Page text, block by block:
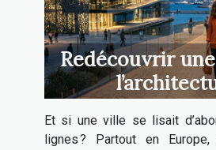
Redécouvrir
contemporaine :
sensoriel
Et si une ville se lisait
lignes ? Partout en